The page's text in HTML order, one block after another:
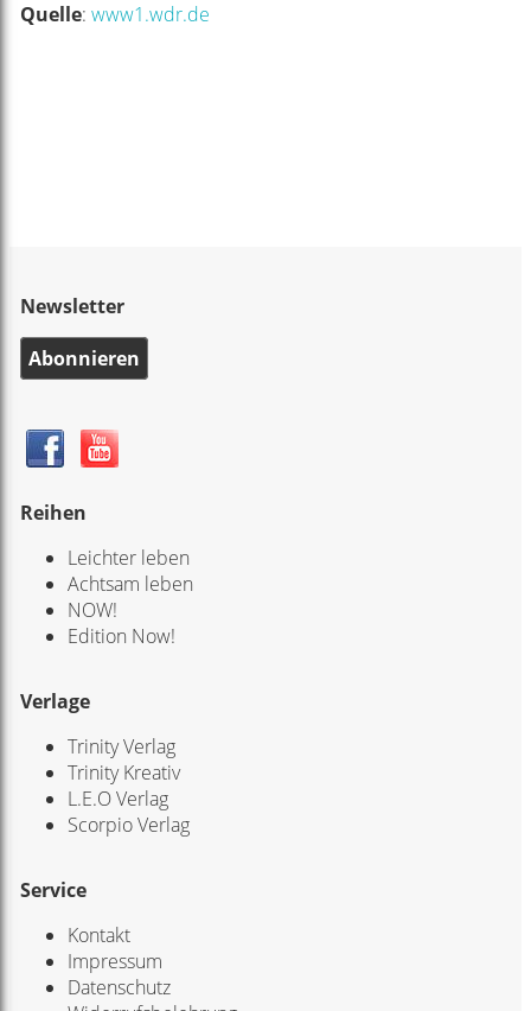
Quelle: www1.wdr.de
Newsletter
Abonnieren
Reihen
Leichter leben
Achtsam leben
NOW!
Edition Now!
Verlage
Trinity Verlag
Trinity Kreativ
L.E.O Verlag
Scorpio Verlag
Service
Kontakt
Impressum
Datenschutz